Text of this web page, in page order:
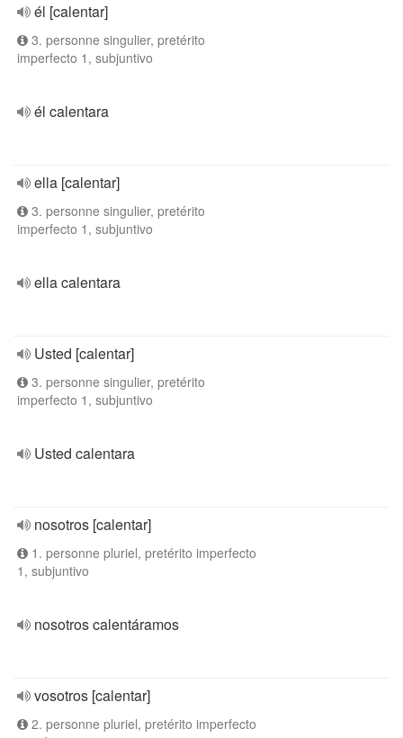
él [calentar]
3. personne singulier, pretérito
imperfecto 1, subjuntivo
él calentara
ella [calentar]
3. personne singulier, pretérito
imperfecto 1, subjuntivo
ella calentara
Usted [calentar]
3. personne singulier, pretérito
imperfecto 1, subjuntivo
Usted calentara
nosotros [calentar]
1. personne pluriel, pretérito imperfecto
1, subjuntivo
nosotros calentáramos
vosotros [calentar]
2. personne pluriel, pretérito imperfecto